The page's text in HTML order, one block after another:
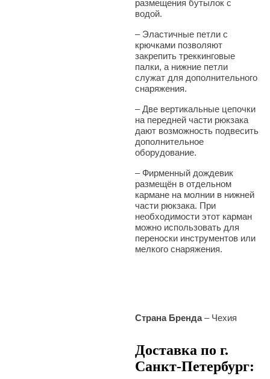
размещения бутылок с
водой.
– Эластичные петли с
крючками позволяют
закрепить треккинговые
палки, а нижние петли
служат для дополнительного
снаряжения.
– Две вертикальные цепочки
на передней части рюкзака
дают возможность подвесить
дополнительное
оборудование.
– Фирменный дождевик
размещён в отдельном
кармане на молнии в нижней
части рюкзака. При
необходимости этот карман
можно использовать для
переноски инструментов или
мелкого снаряжения.
Страна Бренда– Чехия
Доставка по г.
Санкт-Петербург: